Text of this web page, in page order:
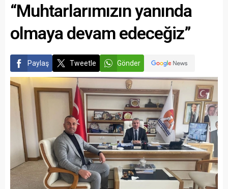
“Muhtarlarımızın yanında
olmaya devam edeceğiz”
Paylaş Tweetle Gönder